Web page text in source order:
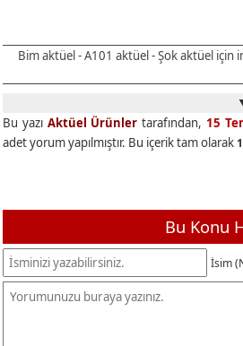
Bim aktüel - A101 aktüel - Şok aktüel için
Bu yazı Aktüel Ürünler tarafından, 15
adet yorum yapılmıştır. Bu içerik tam olarak
Bu Konu
İsim